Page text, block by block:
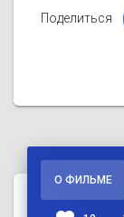
Поделиться
О ФИЛЬМЕ